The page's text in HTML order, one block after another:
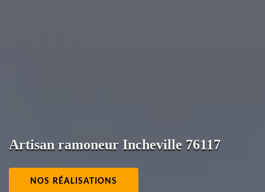
Artisan ramoneur Incheville 76117
NOS RÉALISATIONS